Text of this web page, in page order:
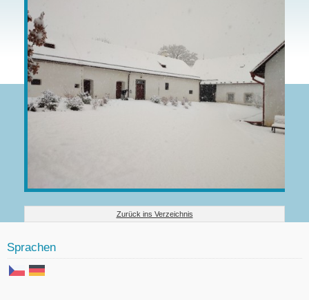
Zurück ins Verzeichnis
Sprachen